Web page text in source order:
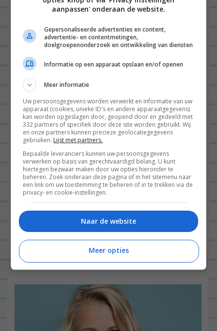
velden zijn gemarkeerd met*
Naam*
E-mail*
Site
aanpassen' onderaan de website.
Gepersonaliseerde advertenties en content,
advertentie- en contentmetingen,
doelgroepenonderzoek en ontwikkeling van diensten
Informatie op een apparaat opslaan en/of openen
Meer informatie
Uw persoonsgegevens worden verwerkt en informatie van uw
apparaat (cookies, unieke ID's en andere apparaatgegevens)
kan worden opgeslagen door, geopend door en gedeeld met
332 partners of specifiek door deze site worden gebruikt. Wij
en onze partners kunnen precieze geolocatiegegevens
gebruiken. Lijst met partners.
Bepaalde leveranciers kunnen uw persoonsgegevens
verwerken op basis van gerechtvaardigd belang. U kunt
hiertegen bezwaar maken door uw opties hieronder te
beheren. Zoek onderaan deze pagina of in het sitemenu naar
een link om uw toestemming te beheren of in te trekken via de
privacy- en cookie-instellingen.
Naar de website
Meer opties